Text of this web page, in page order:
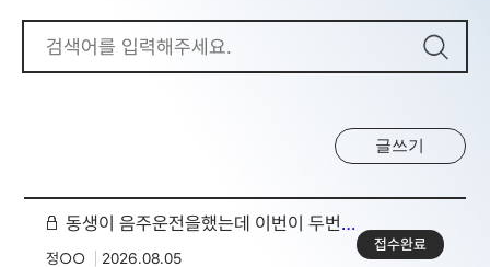
글쓰기
동생이 음주운전을했는데 이번이 두번째입니다
정○○ 2026.08.05
접수완료